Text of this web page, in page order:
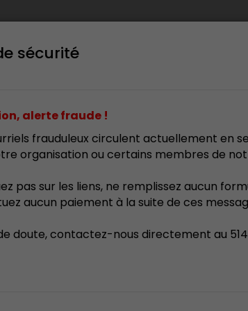
sécurité
alerte fraude !
frauduleux circulent actuellement en
organisation ou certains membres de
pas sur les liens, ne remplissez aucun
aucun paiement à la suite de ces
doute, contactez-nous directement au
Prix d’excellence